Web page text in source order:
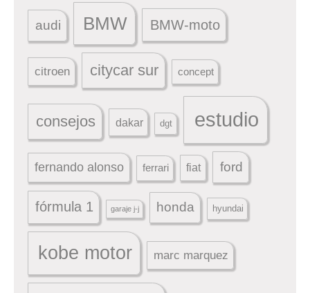
audi BMW BMW-moto
citroen citycar sur concept
consejos dakar dgt estudio
fernando alonso ferrari fiat ford
fórmula 1 garaje j-j honda hyundai
kobe motor marc marquez